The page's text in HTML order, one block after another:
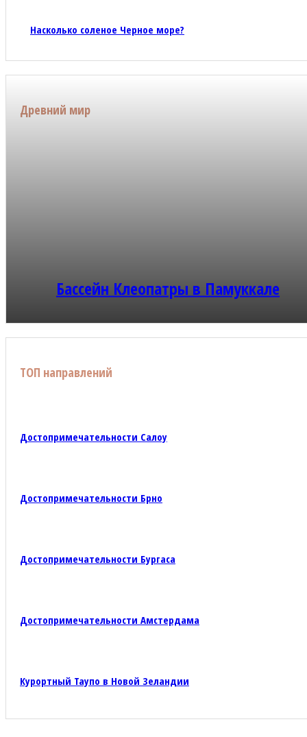
Насколько соленое Черное море?
Древний мир
Бассейн Клеопатры в Памуккале
ТОП направлений
Достопримечательности Салоу
Достопримечательности Брно
Достопримечательности Бургаса
Достопримечательности Амстердама
Курортный Таупо в Новой Зеландии